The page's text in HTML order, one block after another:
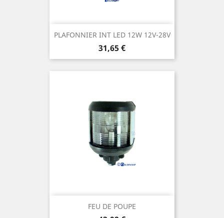
PLAFONNIER INT LED 12W 12V-28V
Prix
31,65 €
FEU DE POUPE